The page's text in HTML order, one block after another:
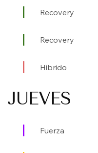
Recovery
Recovery
Hibrido
JUEVES
Fuerza